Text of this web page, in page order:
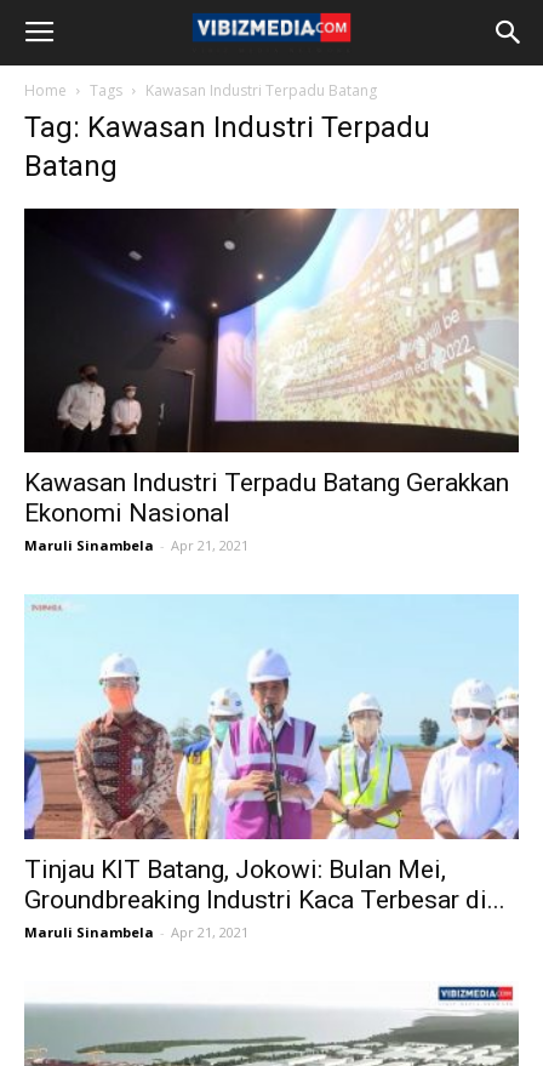
Home Tags Kawasan Industri Terpadu Batang
Tag: Kawasan Industri Terpadu
Batang
Kawasan Industri Terpadu Batang Gerakkan
Ekonomi Nasional
Maruli Sinambela - Apr 21, 2021
Tinjau KIT Batang, Jokowi: Bulan Mei,
Groundbreaking Industri Kaca Terbesar di...
Maruli Sinambela - Apr 21, 2021